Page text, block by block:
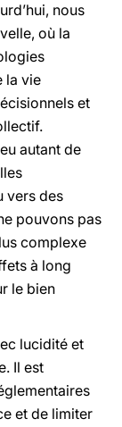
nous
où la
la vie
et
autant de
vers des
pouvons pas
complexe
à long
le bien
lucidité et
Il est
et de limiter